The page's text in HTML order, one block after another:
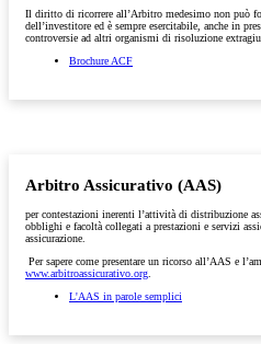
Il diritto di ricorrere all’Arbitro medesimo non può
dell’investitore ed è sempre esercitabile, anche in
controversie ad altri organismi di risoluzione
Brochure ACF
Arbitro Assicurativo (AAS)
per contestazioni inerenti l’attività di distribuzione
obblighi e facoltà collegati a prestazioni e servizi
assicurazione.
Per sapere come presentare un ricorso all’AAS e
www.arbitroassicurativo.org
L'AAS in parole semplici